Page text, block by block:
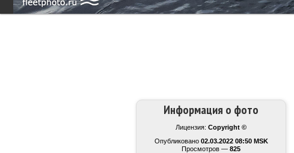
Информация о фото
Лицензия: Copyright ©
Опубликовано 02.03.2022 08:50 MSK
Просмотров — 825